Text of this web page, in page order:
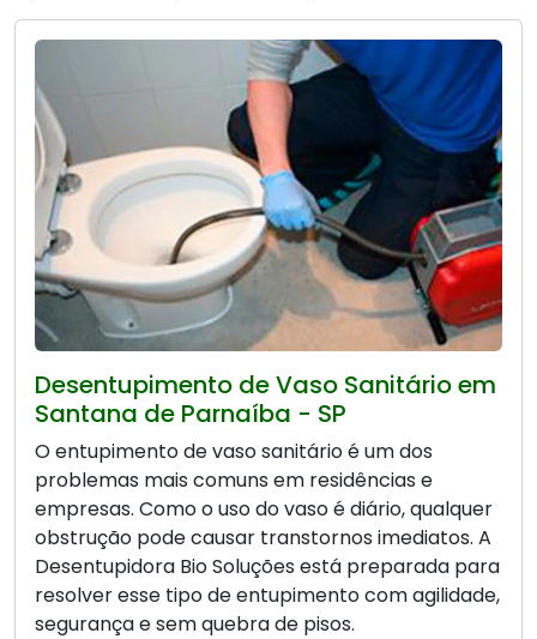
Desentupimento de Vaso Sanitário em
Santana de Parnaíba - SP
O entupimento de vaso sanitário é um dos
problemas mais comuns em residências e
empresas. Como o uso do vaso é diário, qualquer
obstrução pode causar transtornos imediatos. A
Desentupidora Bio Soluções está preparada para
resolver esse tipo de entupimento com agilidade,
segurança e sem quebra de pisos.